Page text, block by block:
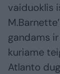
vaiduoklis
gandams
kuriame
Atlanto